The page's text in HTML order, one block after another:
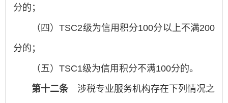
分的；
（四）TSC2级为信用积分100分以上不满200
分的；
（五）TSC1级为信用积分不满100分的。
第十二条 涉税专业服务机构存在下列情况之